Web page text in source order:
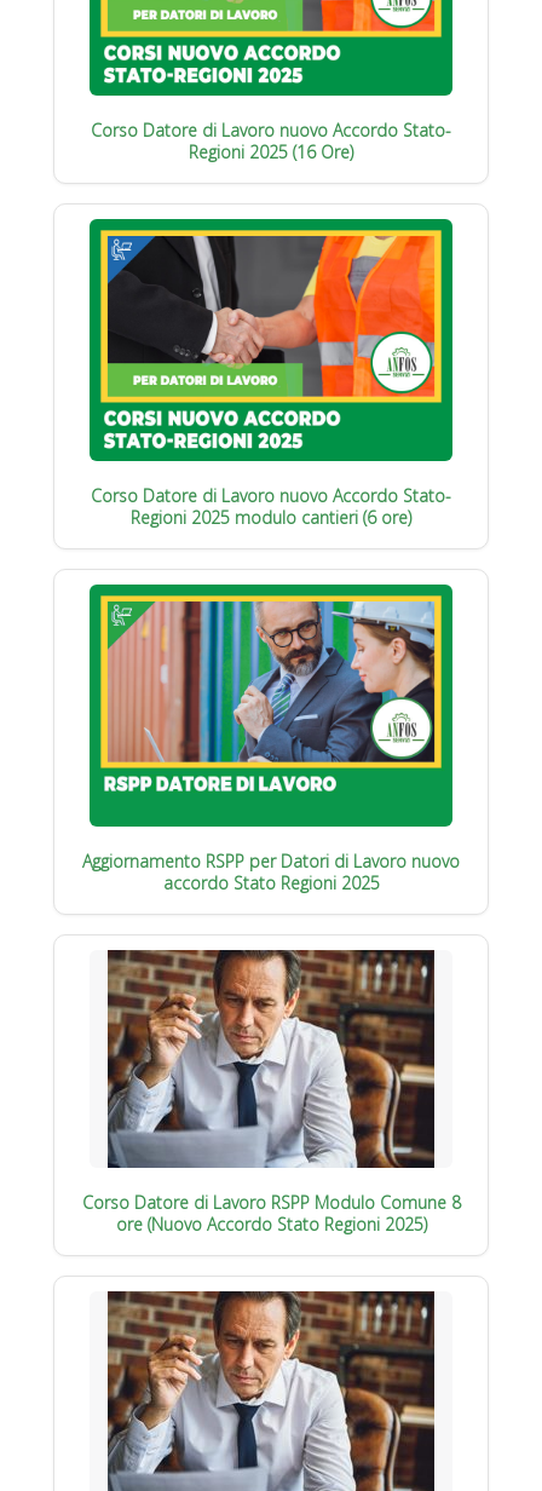
Corso Datore di Lavoro nuovo Accordo Stato-
Regioni 2025 (16 Ore)
Corso Datore di Lavoro nuovo Accordo Stato-
Regioni 2025 modulo cantieri (6 ore)
Aggiornamento RSPP per Datori di Lavoro nuovo
accordo Stato Regioni 2025
Corso Datore di Lavoro RSPP Modulo Comune 8
ore (Nuovo Accordo Stato Regioni 2025)